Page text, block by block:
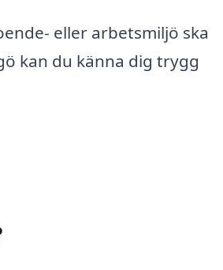
eller arbetsmiljö ska
kan du känna dig trygg